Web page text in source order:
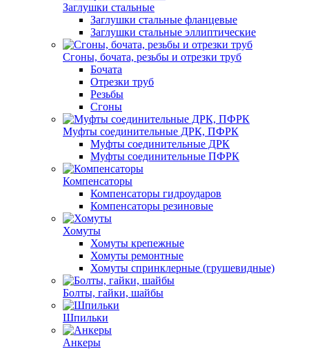
Заглушки стальные
Заглушки стальные фланцевые
Заглушки стальные эллиптические
Сгоны, бочата, резьбы и отрезки труб
Бочата
Отрезки труб
Резьбы
Сгоны
Муфты соединительные ДРК, ПФРК
Муфты соединительные ДРК
Муфты соединительные ПФРК
Компенсаторы
Компенсаторы гидроударов
Компенсаторы резиновые
Хомуты
Хомуты крепежные
Хомуты ремонтные
Хомуты спринклерные (грушевидные)
Болты, гайки, шайбы
Шпильки
Анкеры